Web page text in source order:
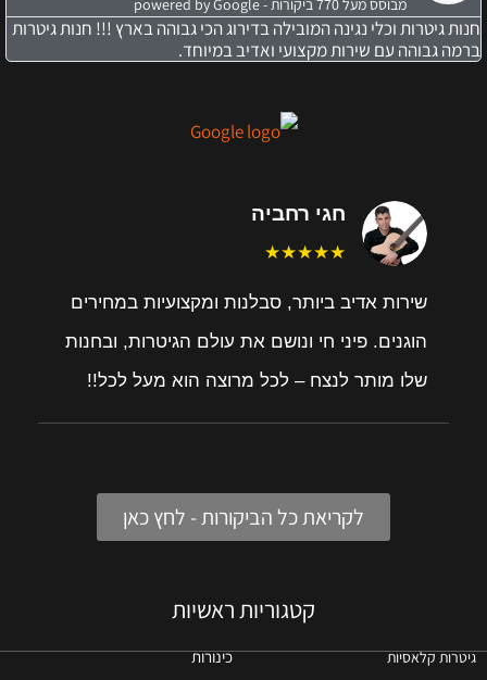
מבוסס מעל 770 ביקורות - powered by Google
חנות גיטרות וכלי נגינה המובילה בדירוג הכי גבוהה בארץ !!! חנות גיטרות
ברמה גבוהה עם שירות מקצועי ואדיב במיוחד.
חגי רחביה
★★★★★
שירות אדיב ביותר, סבלנות ומקצועיות במחירים
הוגנים. פיני חי ונושם את עולם הגיטרות, ובחנות
שלו מותר לנצח – לכל מרוצה הוא מעל לכל!!
לקריאת כל הביקורות - לחץ כאן
קטגוריות ראשיות
גיטרות קלאסיות כינורות